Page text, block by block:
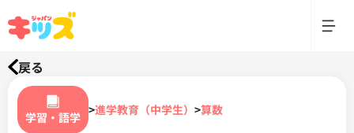
戻る
学習・語学 >進学教育（中学生） >算数